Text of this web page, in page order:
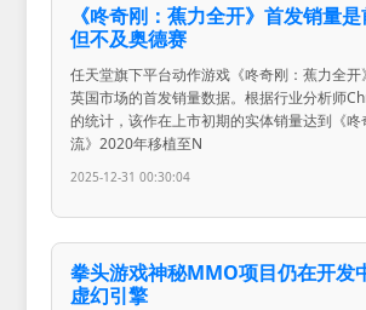
《咚奇刚：蕉力全开》首发销量是
但不及奥德赛
任天堂旗下平台动作游戏《咚奇刚：蕉力全
英国市场的首发销量数据。根据行业分析师
的统计，该作在上市初期的实体销量达到《咚
流》2020年移植至N
2025-12-31 00:30:04
拳头游戏神秘MMO项目仍在开发
虚幻引擎